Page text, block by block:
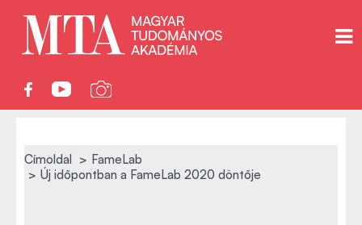
Címoldal
FameLab
Új időpontban a FameLab 2020 döntője